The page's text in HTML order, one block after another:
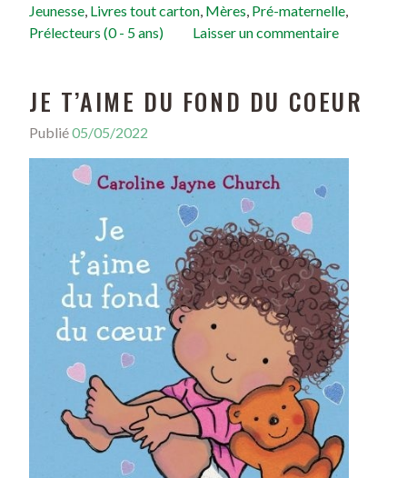
Jeunesse, Livres tout carton, Mères, Pré-maternelle,
Prélecteurs (0 - 5 ans)
Laisser un commentaire
JE T’AIME DU FOND DU COEUR
Publié05/05/2022